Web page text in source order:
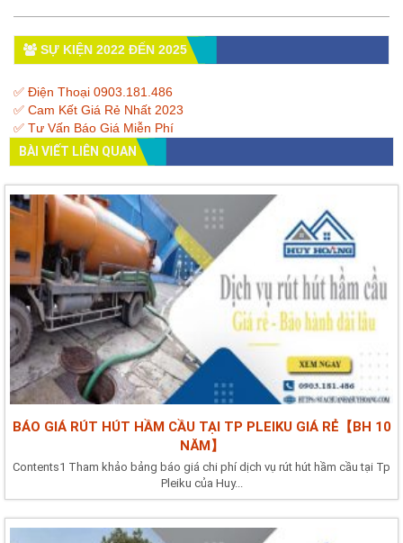
SỰ KIỆN 2022 ĐẾN 2025
✅ Điện Thoại 0903.181.486
✅ Cam Kết Giá Rẻ Nhất 2023
✅ Tư Vấn Báo Giá Miễn Phí
BÀI VIẾT LIÊN QUAN
BÁO GIÁ RÚT HÚT HẦM CẦU TẠI TP PLEIKU GIÁ RẺ【BH 10
NĂM】
Contents1 Tham khảo bảng báo giá chi phí dịch vụ rút hút hầm cầu tại Tp
Pleiku của Huy...